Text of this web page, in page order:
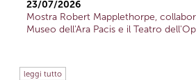
23/07/2026
Mostra Robert Mapplethorpe,
Museo dell'Ara Pacis e il Teatro
leggi tutto